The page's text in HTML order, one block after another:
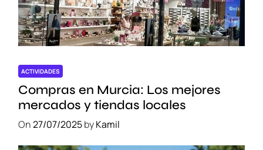
ACTIVIDADES
Compras en Murcia: Los mejores
mercados y tiendas locales
On27/07/2025byKamil